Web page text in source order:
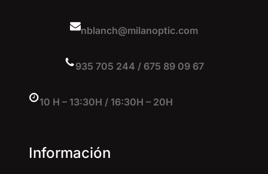
nblanch@milanoptic.com
935 705 244 / 675 89 09 67
10 H – 13:30H / 16:30H – 20H
Información